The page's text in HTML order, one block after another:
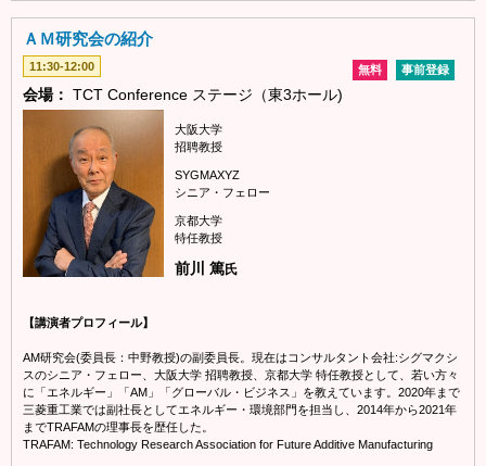
ＡＭ研究会の紹介
11:30-12:00 事前登録
無料
会場： TCT Conference ステージ（東3ホール)
大阪大学
招聘教授
SYGMAXYZ
シニア・フェロー
京都大学
特任教授
前川 篤氏
【講演者プロフィール】
AM研究会(委員長：中野教授)の副委員長。現在はコンサルタント会社:シグマクシ
スのシニア・フェロー、大阪大学 招聘教授、京都大学 特任教授として、若い方々
に「エネルギー」「AM」「グローバル・ビジネス」を教えています。2020年まで
三菱重工業では副社長としてエネルギー・環境部門を担当し、2014年から2021年
までTRAFAMの理事長を歴任した。
TRAFAM: Technology Research Association for Future Additive Manufacturing